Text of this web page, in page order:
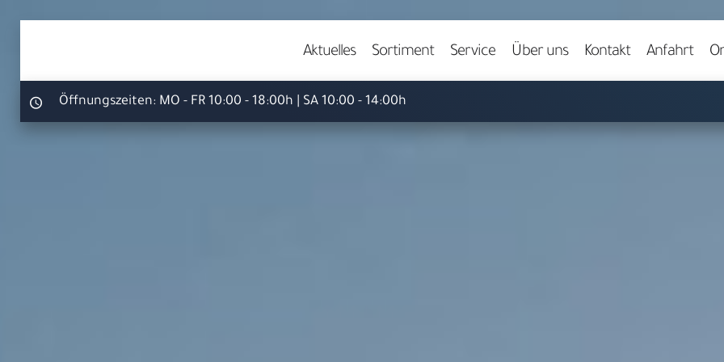
Aktuelles Sortiment Service Über uns Kontakt Anfahrt
Öffnungszeiten: MO - FR 10:00 - 18:00h | SA 10:00 - 14:00h
Video starten